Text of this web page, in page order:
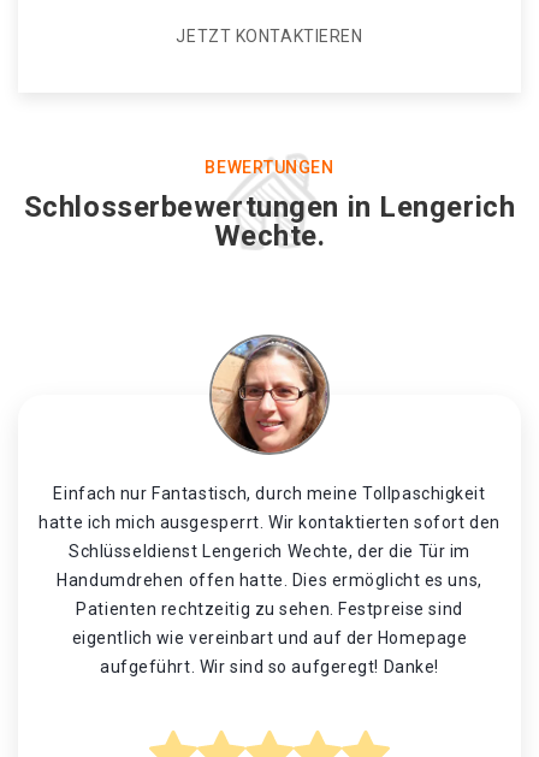
JETZT KONTAKTIEREN
BEWERTUNGEN
Schlosserbewertungen in Lengerich
Wechte.
Einfach nur Fantastisch, durch meine Tollpaschigkeit
hatte ich mich ausgesperrt. Wir kontaktierten sofort den
Schlüsseldienst Lengerich Wechte, der die Tür im
Handumdrehen offen hatte. Dies ermöglicht es uns,
Patienten rechtzeitig zu sehen. Festpreise sind
eigentlich wie vereinbart und auf der Homepage
aufgeführt. Wir sind so aufgeregt! Danke!